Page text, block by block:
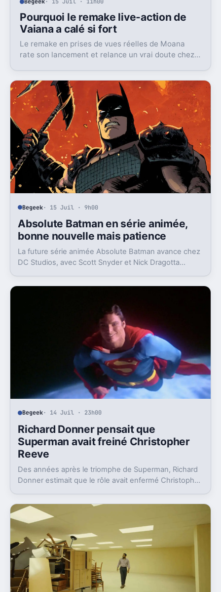
Pourquoi le remake live-action de
Vaiana a calé si fort
Le remake en prises de vues réelles de Moana
rate son lancement et relance un vrai doute chez
Begeek· 15 Juil · 9h00
Absolute Batman en série animée,
bonne nouvelle mais patience
La future série animée Absolute Batman avance chez
DC Studios, avec Scott Snyder et Nick Dragotta
demain.
Begeek· 14 Juil · 23h00
Richard Donner pensait que
Superman avait freiné Christopher
Reeve
Des années après le triomphe de Superman, Richard
Donner estimait que le rôle avait enfermé Christopher
sortir.